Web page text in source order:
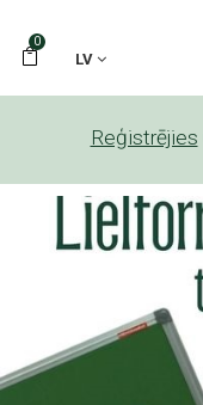
0
LV
Reģistrējies